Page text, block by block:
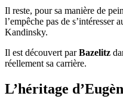
Il reste, pour sa manière de
l’empêche pas de s’intéresser
Kandinsky.
Il est découvert parBazelitz
réellement sa carrière.
L’héritage